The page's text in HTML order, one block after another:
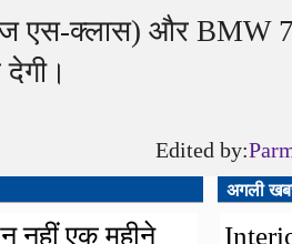
एस-क्लास) और BMW 7
Edited by:
नहीं एक महीने
अगली